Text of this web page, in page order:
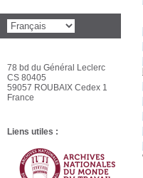
78 bd du Général Leclerc
CS 80405
59057 ROUBAIX Cedex 1
France
Liens utiles :